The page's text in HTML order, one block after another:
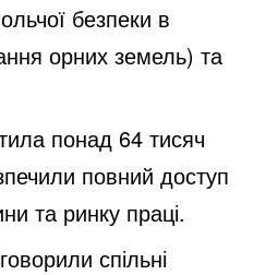
безпеки в
орних земель) та
понад 64 тисяч
повний доступ
та ринку праці.
спільні